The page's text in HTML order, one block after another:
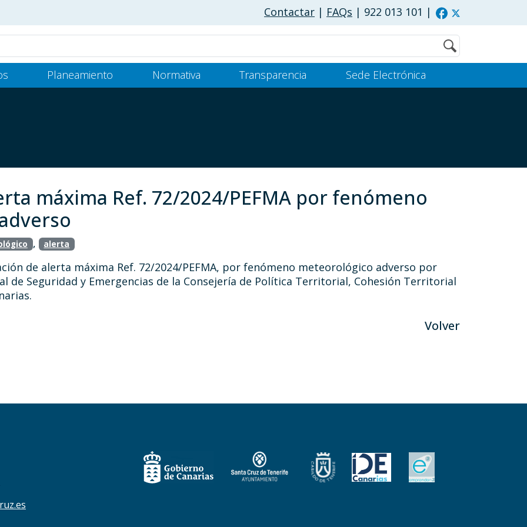
Contactar | FAQs | 922 013 101 |
Buscar
Planeamiento Normativa Transparencia Sede Electrónica
máxima Ref. 72/2024/PEFMA por fenómeno
, alerta
de alerta máxima Ref. 72/2024/PEFMA, por fenómeno meteorológico adverso por
de Seguridad y Emergencias de la Consejería de Política Territorial, Cohesión Territorial
Volver